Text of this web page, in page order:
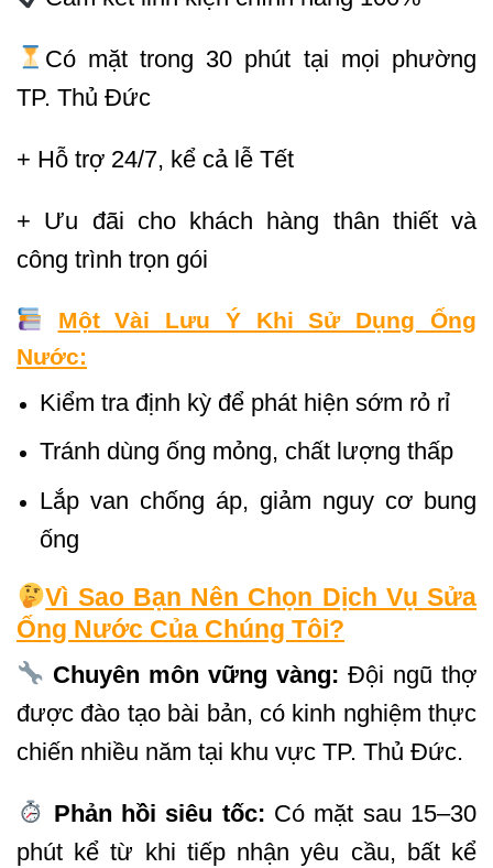
Có mặt trong 30 phút tại mọi phường
TP. Thủ Đức
+ Hỗ trợ 24/7, kể cả lễ Tết
+ Ưu đãi cho khách hàng thân thiết và
công trình trọn gói
Một Vài Lưu Ý Khi Sử Dụng Ống
Nước:
Kiểm tra định kỳ để phát hiện sớm rỏ rỉ
Tránh dùng ống mỏng, chất lượng thấp
Lắp van chống áp, giảm nguy cơ bung
ống
Vì Sao Bạn Nên Chọn Dịch Vụ Sửa
Ống Nước Của Chúng Tôi?
Chuyên môn vững vàng: Đội ngũ thợ
được đào tạo bài bản, có kinh nghiệm thực
chiến nhiều năm tại khu vực TP. Thủ Đức.
Phản hồi siêu tốc: Có mặt sau 15–30
phút kể từ khi tiếp nhận yêu cầu, bất kể